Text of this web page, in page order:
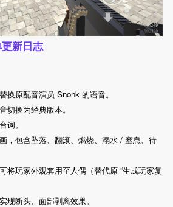
新日志
换原配音演员 Snonk 的语音。
切换为经典版本。
词。
，包含坠落、翻滚、燃烧、溺水 / 窒息、待
将玩家外观套用至人偶（替代原 “生成玩家复
现断头、面部剥离效果。